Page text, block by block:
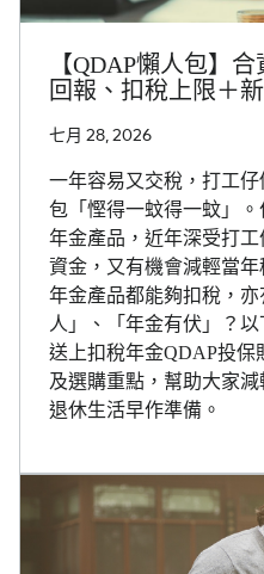
【QDAP懶人包】
回報、扣稅上限＋
七月 28, 2026
一年容易又交稅，打工
包「慳得一蚊得一蚊」
年金產品，近年深受打
資金，又有機會減輕當
年金產品都能夠扣稅，
人」、「年金有伏」？以
送上扣稅年金QDAP投保
及選購重點，幫助大家
退休生活早作準備。